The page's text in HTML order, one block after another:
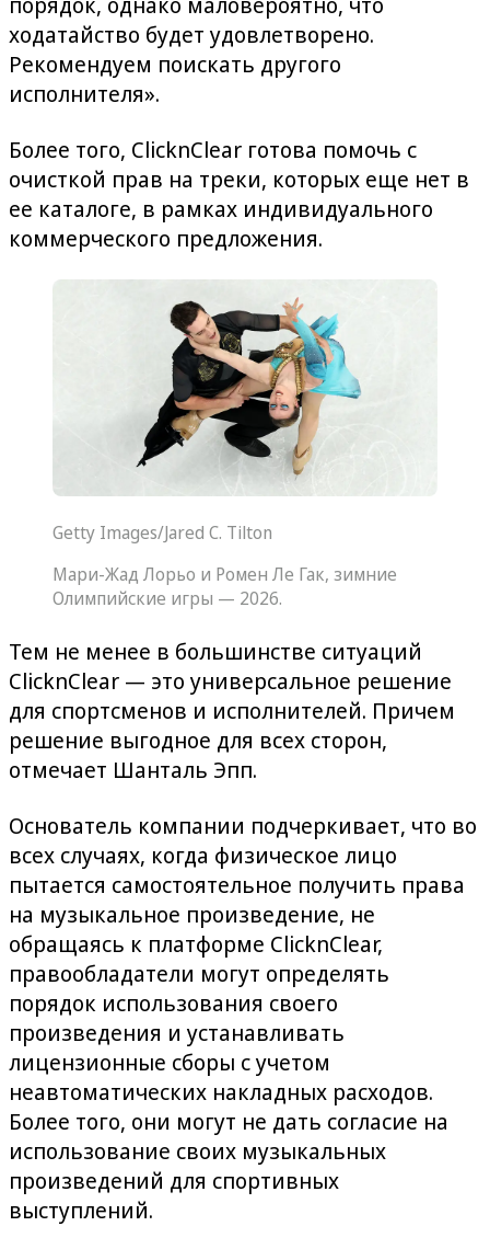
ходатайство будет удовлетворено.
Рекомендуем поискать другого
исполнителя».
Более того, ClicknClear готова помочь с
очисткой прав на треки, которых еще нет в
ее каталоге, в рамках индивидуального
коммерческого предложения.
Getty Images/Jared C. Tilton
Мари-Жад Лорьо и Ромен Ле Гак, зимние
Олимпийские игры — 2026.
Тем не менее в большинстве ситуаций
ClicknClear — это универсальное решение
для спортсменов и исполнителей. Причем
решение выгодное для всех сторон,
отмечает Шанталь Эпп.
Основатель компании подчеркивает, что во
всех случаях, когда физическое лицо
пытается самостоятельное получить права
на музыкальное произведение, не
обращаясь к платформе ClicknClear,
правообладатели могут определять
порядок использования своего
произведения и устанавливать
лицензионные сборы с учетом
неавтоматических накладных расходов.
Более того, они могут не дать согласие на
использование своих музыкальных
произведений для спортивных
выступлений.